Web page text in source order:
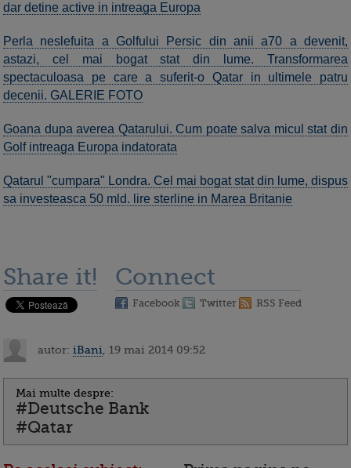
dar detine active in intreaga Europa
Perla neslefuita a Golfului Persic din anii a70 a devenit,
astazi, cel mai bogat stat din lume. Transformarea
spectaculoasa pe care a suferit-o Qatar in ultimele patru
decenii. GALERIE FOTO
Goana dupa averea Qatarului. Cum poate salva micul stat din
Golf intreaga Europa indatorata
Qatarul "cumpara" Londra. Cel mai bogat stat din lume, dispus
sa investeasca 50 mld. lire sterline in Marea Britanie
Share it! Connect
Facebook Twitter RSS Feed
autor: iBani , 19 mai 2014 09:52
Mai multe despre:
#Deutsche Bank
#Qatar